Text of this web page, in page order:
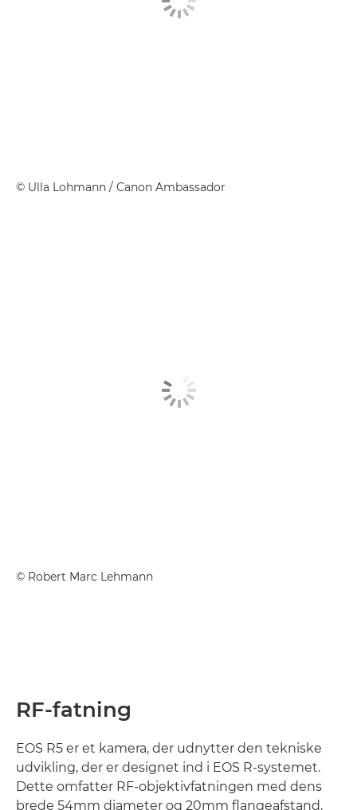
© Ulla Lohmann / Canon Ambassador
© Robert Marc Lehmann
RF-fatning
EOS R5 er et kamera, der udnytter den tekniske
udvikling, der er designet ind i EOS R-systemet.
Dette omfatter RF-objektivfatningen med dens
brede 54mm diameter og 20mm flangeafstand,